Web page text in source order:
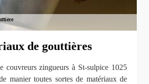
de gouttières
couvreurs zingueurs à St-sulpice 1025
manier toutes sortes de matériaux de